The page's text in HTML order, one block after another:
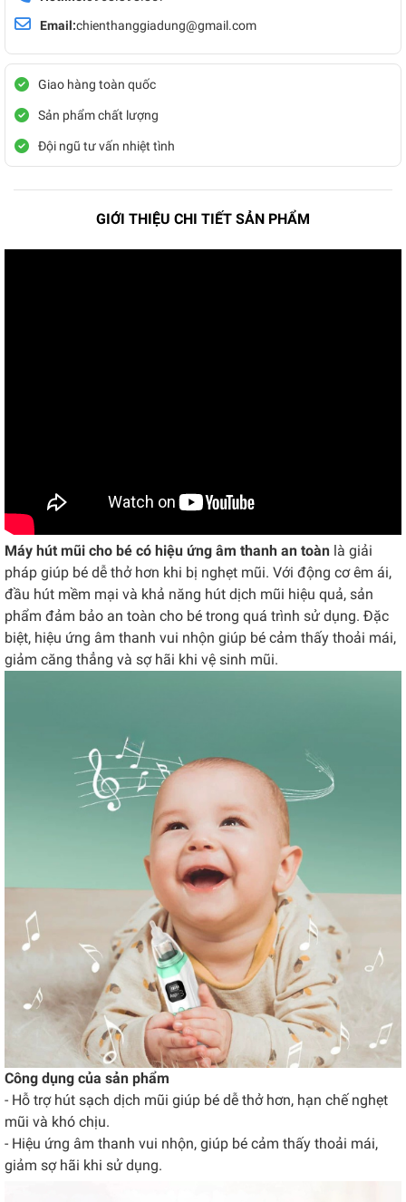
Email:chienthanggiadung@gmail.com
Giao hàng toàn quốc
Sản phẩm chất lượng
Đội ngũ tư vấn nhiệt tình
GIỚI THIỆU CHI TIẾT SẢN PHẨM
Máy hút mũi cho bé có hiệu ứng âm thanh an toàn là giải
pháp giúp bé dễ thở hơn khi bị nghẹt mũi. Với động cơ êm ái,
đầu hút mềm mại và khả năng hút dịch mũi hiệu quả, sản
phẩm đảm bảo an toàn cho bé trong quá trình sử dụng. Đặc
biệt, hiệu ứng âm thanh vui nhộn giúp bé cảm thấy thoải mái,
giảm căng thẳng và sợ hãi khi vệ sinh mũi.
Công dụng của sản phẩm
- Hỗ trợ hút sạch dịch mũi giúp bé dễ thở hơn, hạn chế nghẹt
mũi và khó chịu.
- Hiệu ứng âm thanh vui nhộn, giúp bé cảm thấy thoải mái,
giảm sợ hãi khi sử dụng.